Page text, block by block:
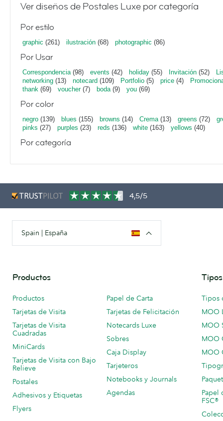
Ver diseños de Postales Luxe por categoría
Por estilo
graphic (261) ilustración (68) photographic (86)
Por Usar
Correspondencia(98) events (42) holiday (55) Invitación (52)
networking (13) notecard (109) Portfolio (5) price (4)
thank (69) voucher(7) boda(9) you (69)
Por color
negro (139) blues (155) browns (14) Crema(13) greens (72)
pinks (27) purples (23) reds (136) white (163) yellows (40)
Por categoría
4,5/5
Spain | España
Productos
Productos
Tarjetas de Visita
Tarjetas de Visita
Cuadradas
MiniCards
Tarjetas de Visita con Bajo
Relieve
Postales
Adhesivos y Etiquetas
Flyers
Papel de Carta
Tarjetas de Felicitación
Notecards Luxe
Sobres
Caja Display
Tarjeteros
Notebooks y Journals
Agendas
Tipos
MOO
MOO
MOO
MOO
Papel
FSC®